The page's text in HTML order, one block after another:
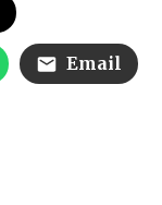
Email